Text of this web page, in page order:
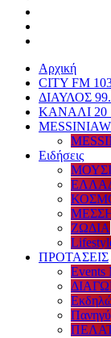
Αρχική
CITY FM
ΔΙΑΥΛΟΣ
ΚΑΝΑΛΙ 20
Eιδήσεις
ΖΩΔΙΑ
ΠΡΟΤΑΣΕΙΣ
Events